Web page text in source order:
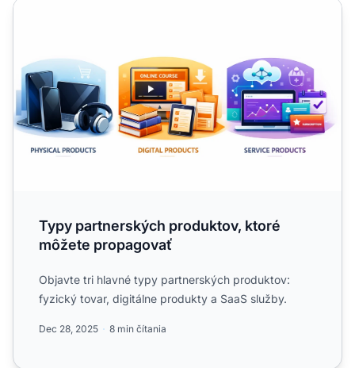
Typy partnerských produktov, ktoré môžete propagovať
Typy partnerských produktov, ktoré
môžete propagovať
Objavte tri hlavné typy partnerských produktov:
fyzický tovar, digitálne produkty a SaaS služby.
Dec 28, 2025 8 min čítania